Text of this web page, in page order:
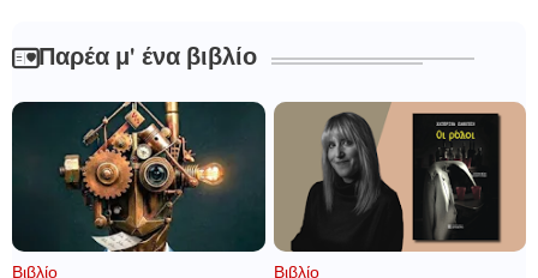
Παρέα μ' ένα βιβλίο
Βιβλίο Βιβλίο